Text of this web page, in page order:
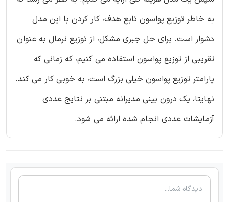
به خاطر توزیع پواسون تابع هدف، کار کردن با این مدل
دشوار است. برای حل جبری مشکل، از توزیع نرمال به عنوان
تقریبی از توزیع پواسون استفاده می کنیم، که زمانی که
پارامتر توزیع پواسون خیلی بزرگ است، به خوبی کار می کند.
نهایتا، یک درون بینی مدیرانه مبتنی بر نتایج عددی
آزمایشات عددی انجام شده ارائه می شود.